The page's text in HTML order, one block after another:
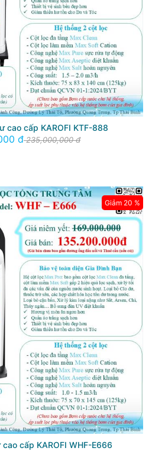
cao cấp KAROFI KTF-888
đ235,000,000 đ
cấp KAROFI WHF-E666
Giảm 20 %